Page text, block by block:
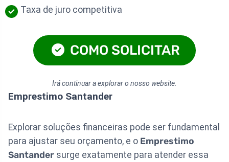
Taxa de juro competitiva
COMO SOLICITAR
Irá continuar a explorar o nosso website.
Emprestimo Santander
Explorar soluções financeiras pode ser fundamental
para ajustar seu orçamento, e o Emprestimo
Santander surge exatamente para atender essa